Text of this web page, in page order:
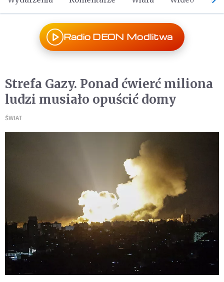
Radio DEON Modlitwa
Strefa Gazy. Ponad ćwierć miliona
ludzi musiało opuścić domy
ŚWIAT